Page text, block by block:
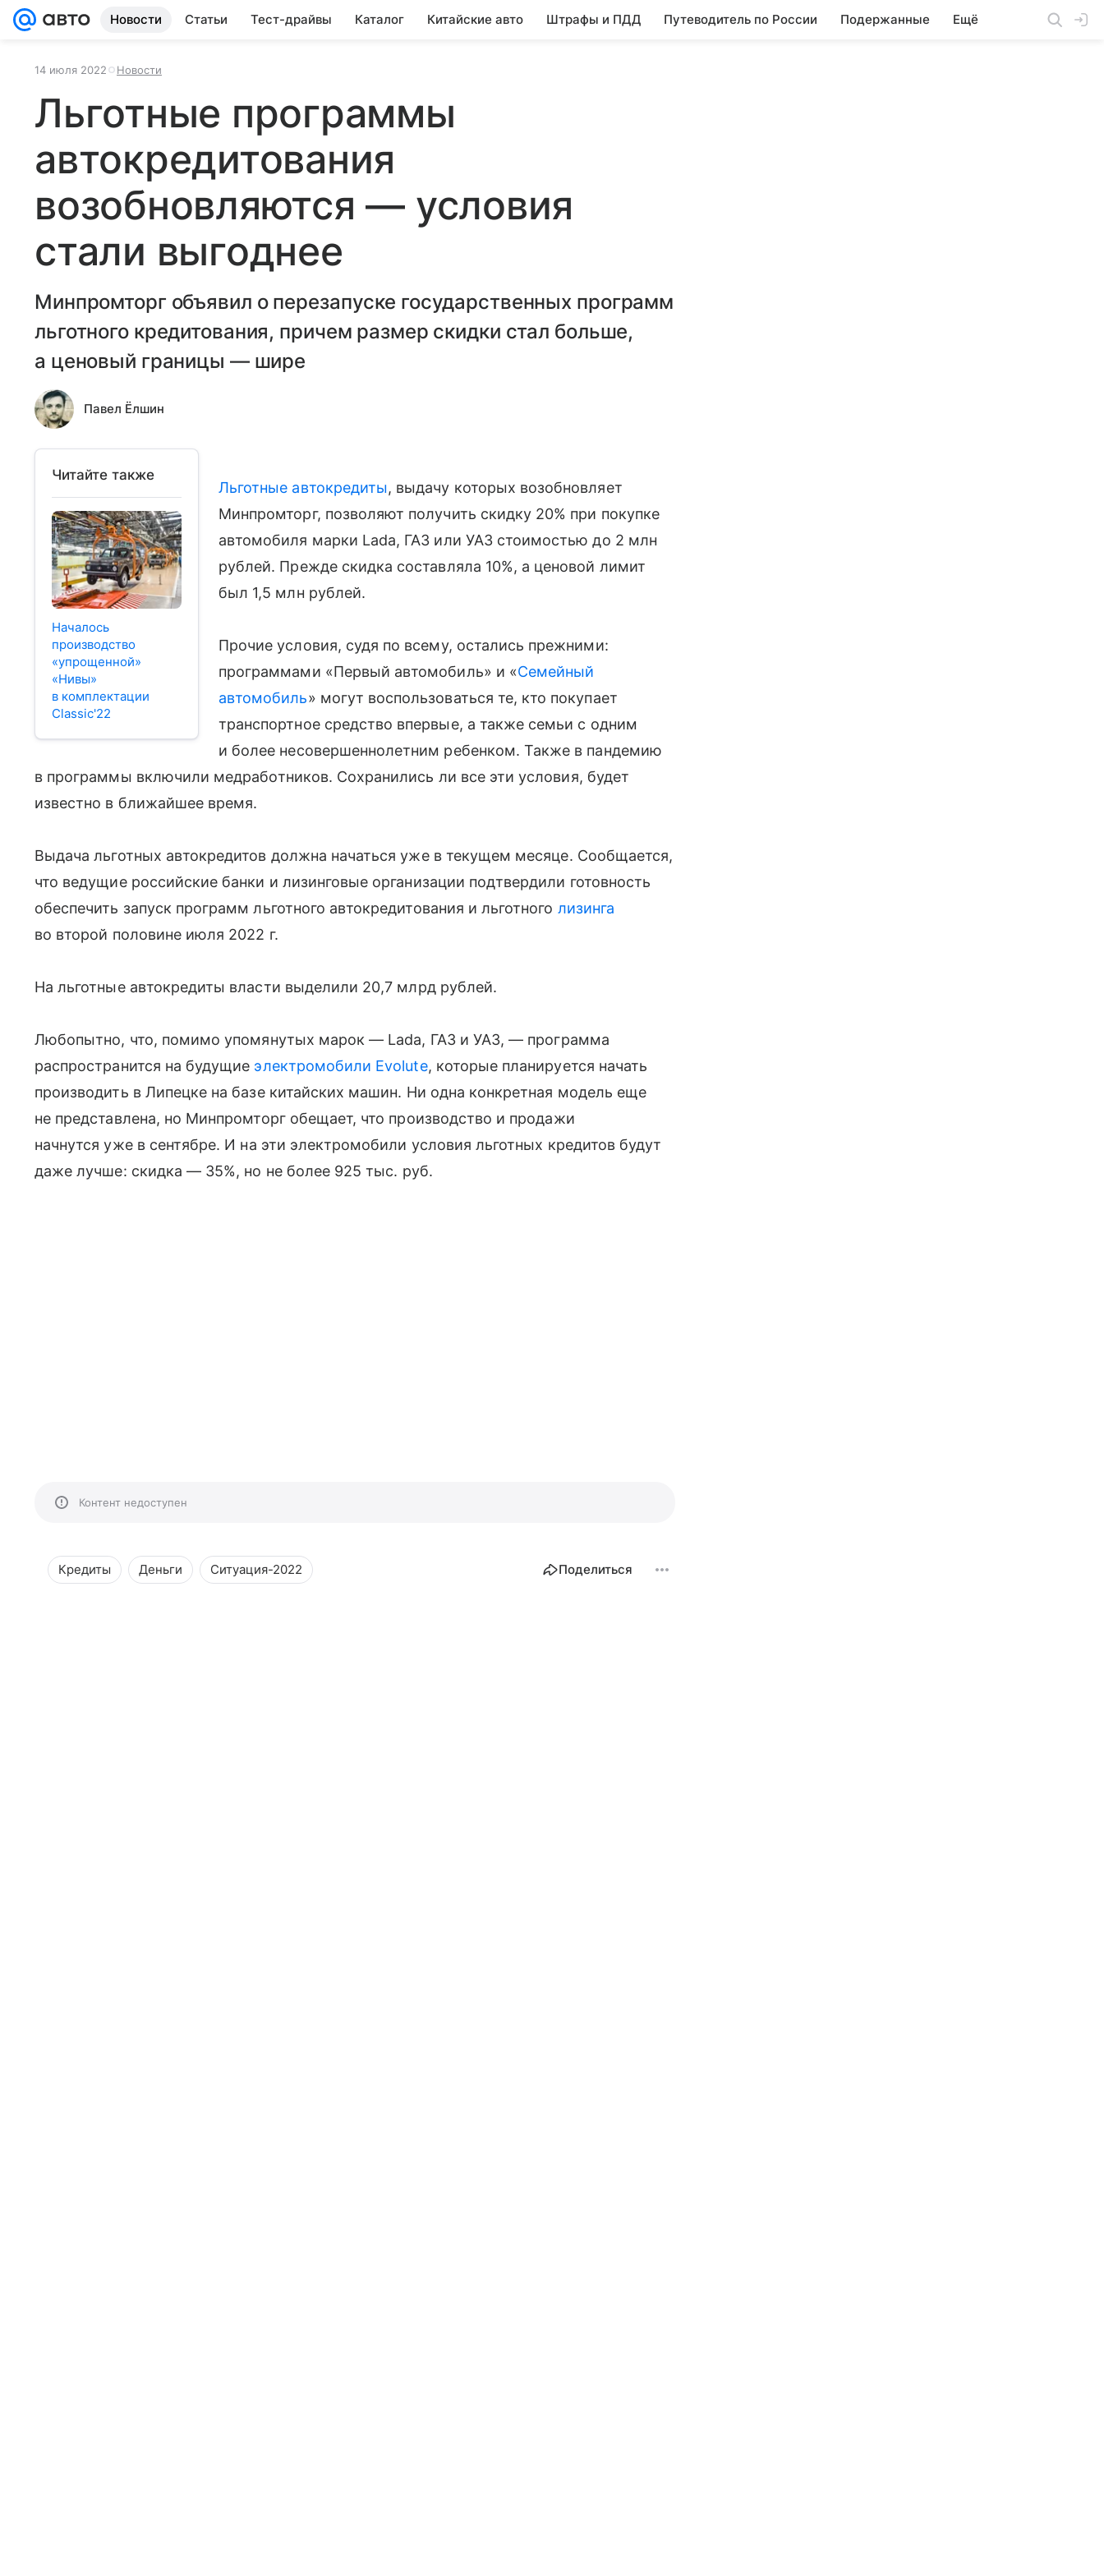
Новости Статьи Тест-драйвы Каталог Китайские авто Штрафы и ПДД Путеводитель по России Подержанные Ещё
14 июля 2022 Новости
Льготные программы
автокредитования
возобновляются — условия
стали выгоднее
Минпромторг объявил о перезапуске государственных программ
льготного кредитования, причем размер скидки стал больше,
а ценовый границы — шире
Павел Ёлшин
Читайте также
Началось
производство
«упрощенной»
«Нивы»
в комплектации
Classic'22
Льготные автокредиты, выдачу которых возобновляет
Минпромторг, позволяют получить скидку 20% при покупке
автомобиля марки Lada, ГАЗ или УАЗ стоимостью до 2 млн
рублей. Прежде скидка составляла 10%, а ценовой лимит
был 1,5 млн рублей.
Прочие условия, судя по всему, остались прежними:
программами «Первый автомобиль» и «Семейный
автомобиль» могут воспользоваться те, кто покупает
транспортное средство впервые, а также семьи с одним
и более несовершеннолетним ребенком. Также в пандемию
в программы включили медработников. Сохранились ли все эти условия, будет
известно в ближайшее время.
Выдача льготных автокредитов должна начаться уже в текущем месяце. Сообщается,
что ведущие российские банки и лизинговые организации подтвердили готовность
обеспечить запуск программ льготного автокредитования и льготного лизинга
во второй половине июля 2022 г.
На льготные автокредиты власти выделили 20,7 млрд рублей.
Любопытно, что, помимо упомянутых марок — Lada, ГАЗ и УАЗ, — программа
распространится на будущие электромобили Evolute, которые планируется начать
производить в Липецке на базе китайских машин. Ни одна конкретная модель еще
не представлена, но Минпромторг обещает, что производство и продажи
начнутся уже в сентябре. И на эти электромобили условия льготных кредитов будут
даже лучше: скидка — 35%, но не более 925 тыс. руб.
Контент недоступен
Кредиты Деньги Ситуация-2022 Поделиться